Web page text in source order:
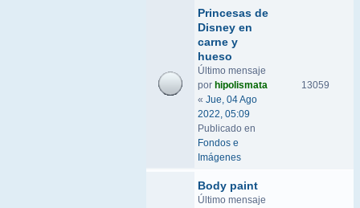
Princesas de
Disney en
carne y
hueso
Último mensaje
por hipolismata
« Jue, 04 Ago
2022, 05:09
Publicado en
Fondos e
Imágenes
13059
Body paint
Último mensaje